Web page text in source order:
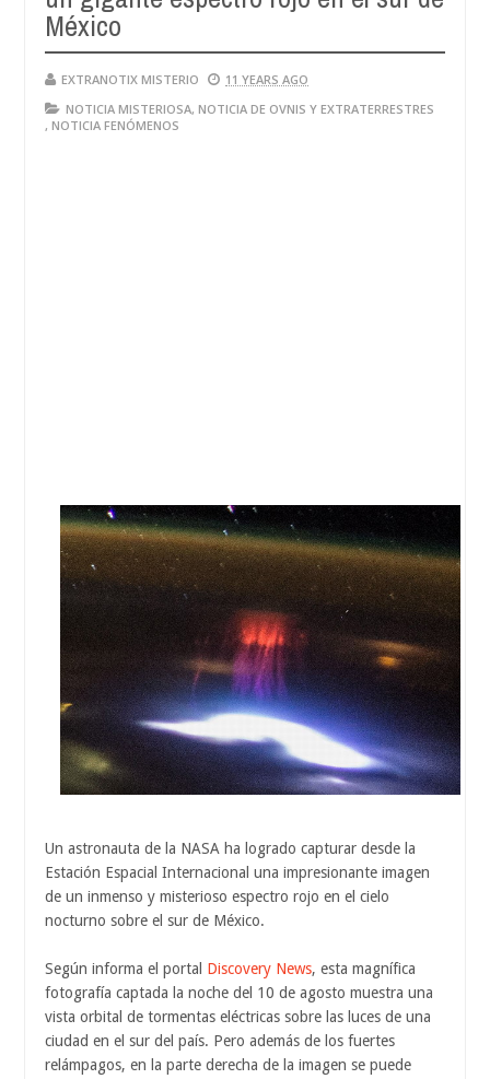
México
EXTRANOTIX MISTERIO
11 YEARS AGO
NOTICIA MISTERIOSA, NOTICIA DE OVNIS Y EXTRATERRESTRES
, NOTICIA FENÓMENOS
Un astronauta de la NASA ha logrado capturar desde la
Estación Espacial Internacional una impresionante imagen
de un inmenso y misterioso espectro rojo en el cielo
nocturno sobre el sur de México.
Según informa el portal Discovery News, esta magnífica
fotografía captada la noche del 10 de agosto muestra una
vista orbital de tormentas eléctricas sobre las luces de una
ciudad en el sur del país. Pero además de los fuertes
relámpagos, en la parte derecha de la imagen se puede